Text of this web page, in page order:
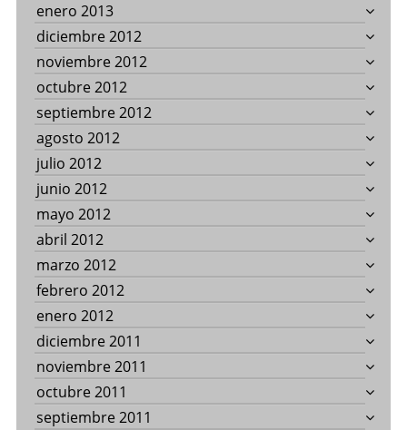
enero 2013
diciembre 2012
noviembre 2012
octubre 2012
septiembre 2012
agosto 2012
julio 2012
junio 2012
mayo 2012
abril 2012
marzo 2012
febrero 2012
enero 2012
diciembre 2011
noviembre 2011
octubre 2011
septiembre 2011